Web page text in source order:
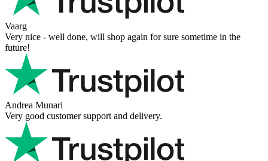
Vaarg
Very nice - well done, will shop again for sure sometime in the
future!
Andrea Munari
Very good customer support and delivery.